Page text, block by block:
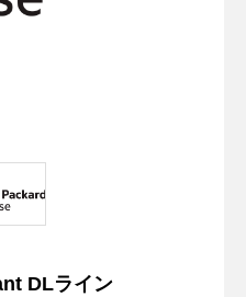
DLライン